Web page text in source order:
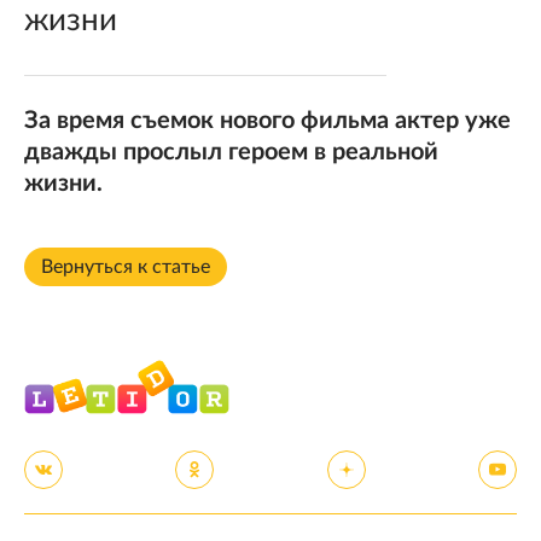
жизни
За время съемок нового фильма актер уже
дважды прослыл героем в реальной
жизни.
Вернуться к статье